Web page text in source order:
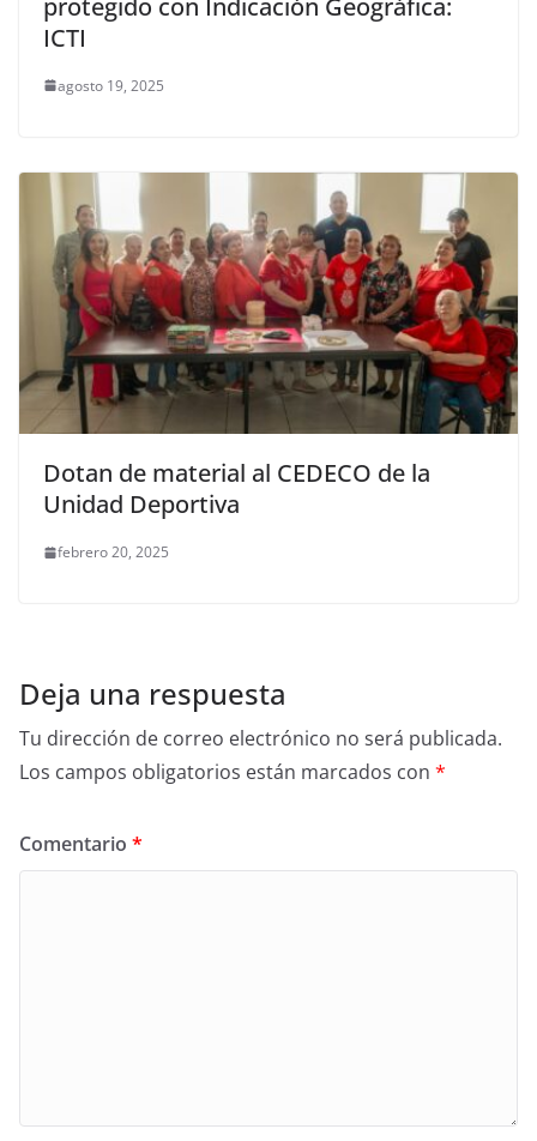
ICTI
agosto 19, 2025
Dotan de material al CEDECO de la
Unidad Deportiva
febrero 20, 2025
Deja una respuesta
Tu dirección de correo electrónico no será publicada.
Los campos obligatorios están marcados con *
Comentario *